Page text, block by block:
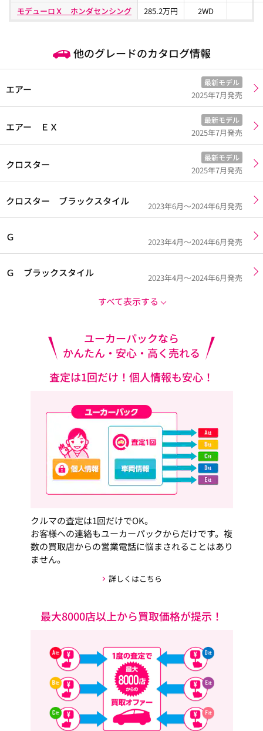
モデューロＸ ホンダセンシング
285.2万円 2WD
他のグレードのカタログ情報
エアー
最新モデル
2025年7月発売
エアー ＥＸ
最新モデル
2025年7月発売
クロスター
最新モデル
2025年7月発売
クロスター ブラックスタイル 2023年6月～2024年6月発売
Ｇ 2023年4月～2024年6月発売
Ｇ ブラックスタイル 2023年4月～2024年6月発売
すべて表示する
ユーカーパックなら
かんたん・安心・高く売れる
査定は1回だけ！個人情報も安心！
クルマの査定は1回だけでOK。
お客様への連絡もユーカーパックからだけです。複
数の買取店からの営業電話に悩まされることはあり
ません。
詳しくはこちら
最大8000店以上から買取価格が提示！